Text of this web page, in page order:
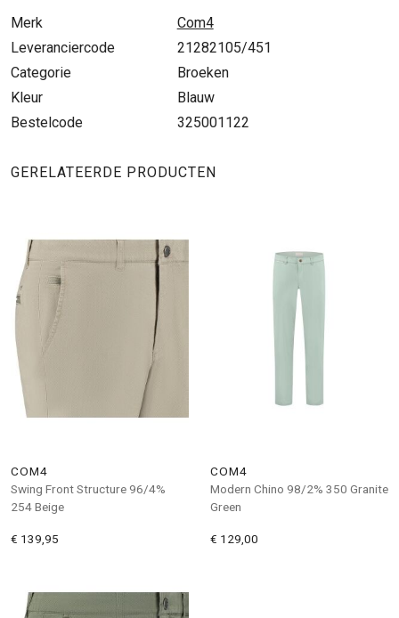
Merk
Com4
Leveranciercode
21282105/451
Categorie
Broeken
Kleur
Blauw
Bestelcode
325001122
GERELATEERDE PRODUCTEN
COM4
Swing Front Structure 96/4%
254 Beige
€ 139,95
COM4
Modern Chino 98/2% 350 Granite
Green
€ 129,00